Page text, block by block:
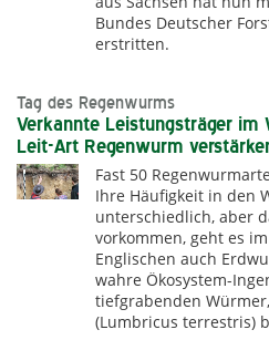
Bundes Deutscher
erstritten.
Tag des Regenwurms
Verkannte Leistungsträger im
Leit-Art Regenwurm
Fast 50
Ihre Häufigkeit in den
unterschiedlich, aber
vorkommen, geht es
Englischen auch
wahre Ökosystem-
tiefgrabenden
(Lumbricus terrestris)